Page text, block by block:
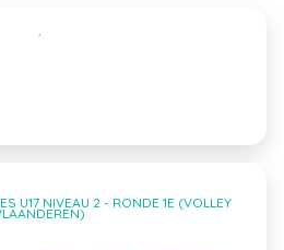
,
U17 NIVEAU 2 - RONDE 1E (VOLLEY